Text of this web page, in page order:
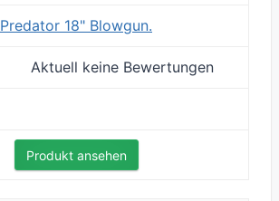
Predator 18" Blowgun.
Aktuell keine Bewertungen
Produkt ansehen